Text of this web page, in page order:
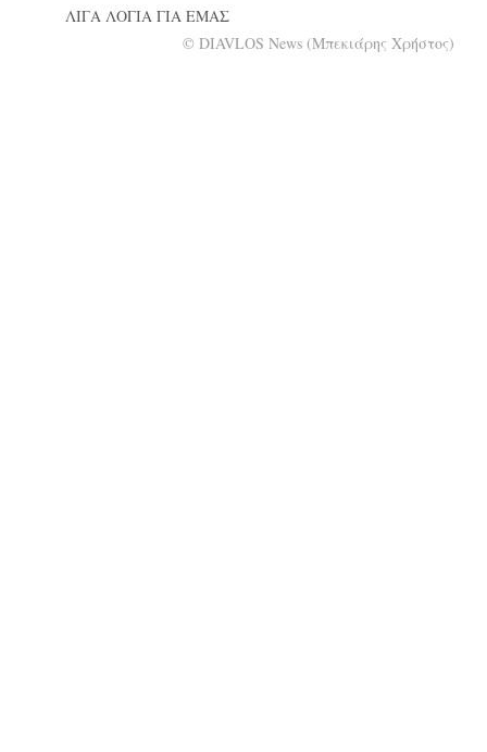
ΛΙΓΑ ΛΟΓΙΑ ΓΙΑ ΕΜΑΣ
© DIAVLOS News (Μπεκιάρης Χρήστος)